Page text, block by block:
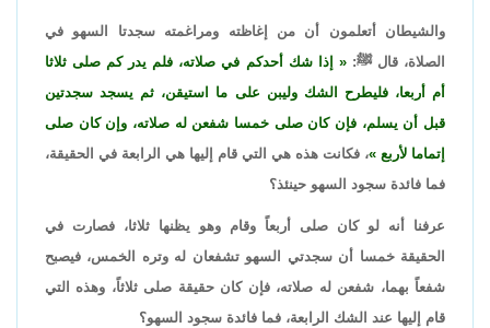
والشيطان أتعلمون أن من إغاظته ومراغمته سجدتا السهو في
الصلاة، قال ﷺ:
إذا شك أحدكم في صلاته، فلم يدر كم صلى ثلاثا
أم أربعا، فليطرح الشك وليبن على ما استيقن، ثم يسجد سجدتين
قبل أن يسلم، فإن كان صلى خمسا شفعن له صلاته، وإن كان صلى
إتماما لأربع
، فكانت هذه هي التي قام إليها هي الرابعة في الحقيقة،
فما فائدة سجود السهو حينئذ؟
عرفنا أنه لو كان صلى أربعاً وقام وهو يظنها ثلاثا، فصارت في
الحقيقة خمسا أن سجدتي السهو تشفعان له وتره الخمس، فيصبح
شفعاً بهما، شفعن له صلاته، فإن كان حقيقة صلى ثلاثاً، وهذه التي
قام إليها عند الشك الرابعة، فما فائدة سجود السهو؟